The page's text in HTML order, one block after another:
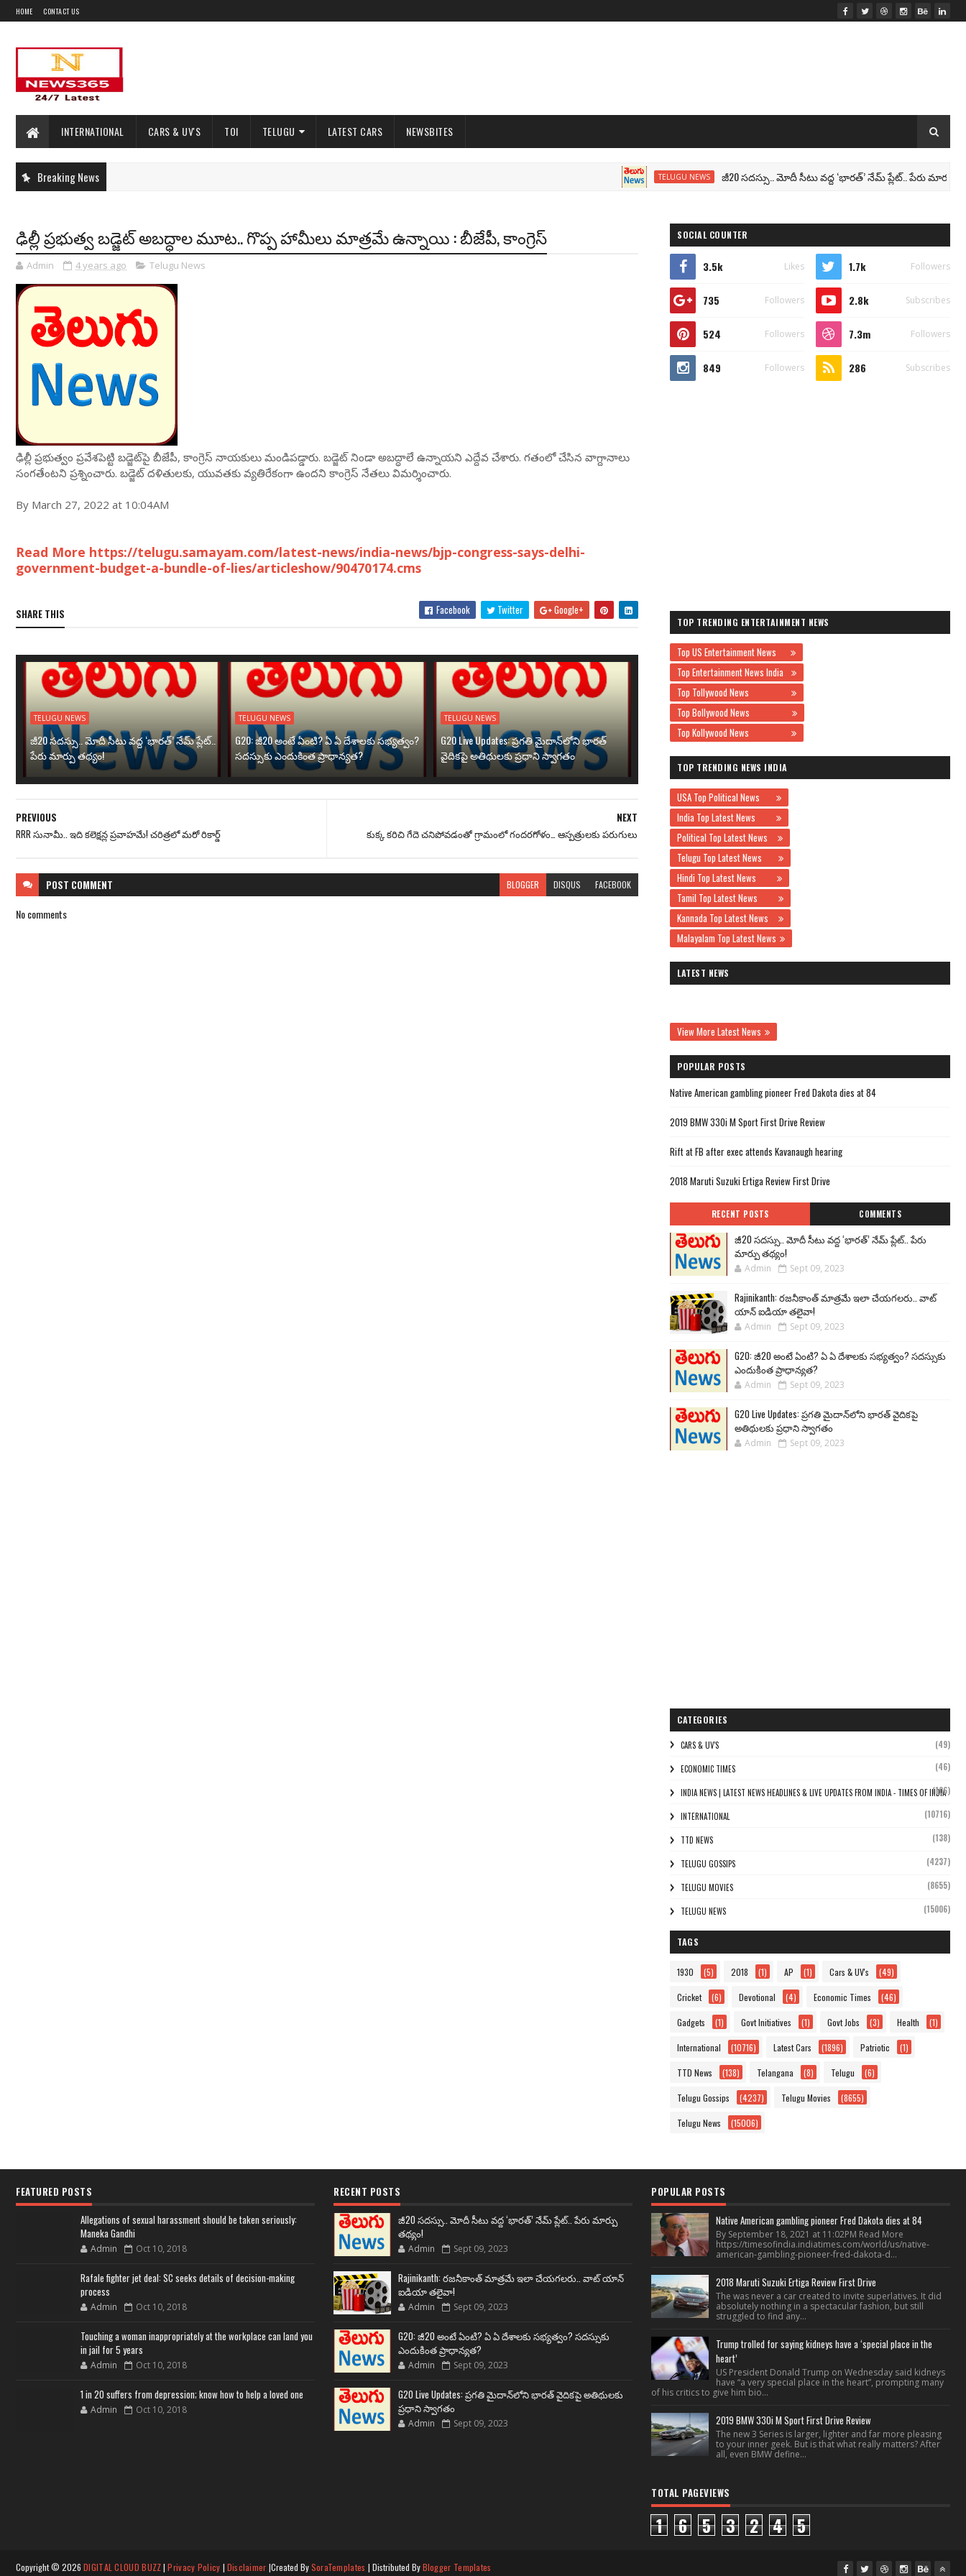
HOME CONTACT US
INTERNATIONAL CARS & UV'S TOI TELUGU LATEST CARS NEWSBITES
Breaking News TELUGU NEWS జీ20 సదస్సు.. మోదీ సీటు వద్ద ‘భారత్’ నేమ్ ప్లేట్‌.. పేరు మార్పు తథ్యం!
ఢిల్లీ ప్రభుత్వ బడ్జెట్‌ అబద్ధాల మూట.. గొప్ప హామీలు మాత్రమే ఉన్నాయి : బీజేపీ, కాంగ్రెస్
Admin 4 years ago Telugu News
ఢిల్లీ ప్రభుత్వం ప్రవేశపెట్టి బడ్జెట్‌పై బీజేపీ, కాంగ్రెస్ నాయకులు మండిపడ్డారు. బడ్జెట్ నిండా అబద్ధాలే ఉన్నాయని ఎద్దేవ చేశారు. గతంలో చేసిన వాగ్దానాలు
సంగతేంటని ప్రశ్నించారు. బడ్జెట్ దళితులకు, యువతకు వ్యతిరేకంగా ఉందని కాంగ్రెస్ నేతలు విమర్శించారు.
By March 27, 2022 at 10:04AM
Read More https://telugu.samayam.com/latest-news/india-news/bjp-congress-says-delhi-
government-budget-a-bundle-of-lies/articleshow/90470174.cms
SHARE THIS Facebook Twitter Google+
TELUGU NEWS
జీ20 సదస్సు.. మోదీ సీటు వద్ద ‘భారత్’ నేమ్ ప్లేట్‌..
పేరు మార్పు తథ్యం!
TELUGU NEWS
G20: జీ20 అంటే ఏంటి? ఏ ఏ దేశాలకు సభ్యత్వం?
సదస్సుకు ఎందుకింత ప్రాధాన్యత?
TELUGU NEWS
G20 Live Updates: ప్రగతి మైదాన్‌లోని భారత్
వైదికపై అతిథులకు ప్రధాని స్వాగతం
NEXT
కుక్క కరిచి గేదె చనిపోవడంతో గ్రామంలో గందరగోళం… ఆస్పత్రులకు పరుగులు
PREVIOUS
RRR సునామీ.. ఇది కలెక్షన్ల ప్రవాహమే! చరిత్రలో మరో రికార్డ్
POST COMMENT BLOGGER DISQUS FACEBOOK
No comments
SOCIAL COUNTER
3.5k Likes 1.7k Followers
735 Followers 2.8k Subscribes
524 Followers 7.3m Followers
849 Followers 286 Subscribes
TOP TRENDING ENTERTAINMENT NEWS
Top US Entertainment News
Top Entertainment News India
Top Tollywood News
Top Bollywood News
Top Kollywood News
TOP TRENDING NEWS INDIA
USA Top Political News
India Top Latest News
Political Top Latest News
Telugu Top Latest News
Hindi Top Latest News
Tamil Top Latest News
Kannada Top Latest News
Malayalam Top Latest News
LATEST NEWS
View More Latest News
POPULAR POSTS
Native American gambling pioneer Fred Dakota dies at 84
2019 BMW 330i M Sport First Drive Review
Rift at FB after exec attends Kavanaugh hearing
2018 Maruti Suzuki Ertiga Review First Drive
RECENT POSTS COMMENTS
జీ20 సదస్సు.. మోదీ సీటు వద్ద ‘భారత్’ నేమ్ ప్లేట్‌.. పేరు
మార్పు తథ్యం!
Admin Sept 09, 2023
Rajinikanth: రజనీకాంత్ మాత్రమే ఇలా చేయగలరు.. వాట్
యాన్ ఐడియా తలైవా!
Admin Sept 09, 2023
G20: జీ20 అంటే ఏంటి? ఏ ఏ దేశాలకు సభ్యత్వం? సదస్సుకు
ఎందుకింత ప్రాధాన్యత?
Admin Sept 09, 2023
G20 Live Updates: ప్రగతి మైదాన్‌లోని భారత్ వైదికపై
అతిథులకు ప్రధాని స్వాగతం
Admin Sept 09, 2023
CATEGORIES
CARS & UV'S (49)
ECONOMIC TIMES (46)
INDIA NEWS | LATEST NEWS HEADLINES & LIVE UPDATES FROM INDIA - TIMES OF INDIA
(106)
INTERNATIONAL (10716)
TTD NEWS (138)
TELUGU GOSSIPS (4237)
TELUGU MOVIES (8655)
TELUGU NEWS (15006)
TAGS
1930 (5) 2018 (1) AP (1) Cars & UV's (49)
Cricket (6) Devotional (4) Economic Times (46)
Gadgets (1) Govt Initiatives (1) Govt Jobs (3) Health (1)
International (10716) Latest Cars (1896) Patriotic (1)
TTD News (138) Telangana (8) Telugu (6)
Telugu Gossips (4237) Telugu Movies (8655)
Telugu News (15006)
FEATURED POSTS
Allegations of sexual harassment should be taken seriously:
Maneka Gandhi
Admin Oct 10, 2018
Rafale fighter jet deal: SC seeks details of decision-making
process
Admin Oct 10, 2018
Touching a woman inappropriately at the workplace can land you
in jail for 5 years
Admin Oct 10, 2018
1 in 20 suffers from depression; know how to help a loved one
Admin Oct 10, 2018
RECENT POSTS
జీ20 సదస్సు.. మోదీ సీటు వద్ద ‘భారత్’ నేమ్ ప్లేట్‌.. పేరు మార్పు
తథ్యం!
Admin Sept 09, 2023
Rajinikanth: రజనీకాంత్ మాత్రమే ఇలా చేయగలరు.. వాట్ యాన్
ఐడియా తలైవా!
Admin Sept 09, 2023
G20: జీ20 అంటే ఏంటి? ఏ ఏ దేశాలకు సభ్యత్వం? సదస్సుకు
ఎందుకింత ప్రాధాన్యత?
Admin Sept 09, 2023
G20 Live Updates: ప్రగతి మైదాన్‌లోని భారత్ వైదికపై అతిథులకు
ప్రధాని స్వాగతం
Admin Sept 09, 2023
POPULAR POSTS
Native American gambling pioneer Fred Dakota dies at 84
By September 18, 2021 at 11:02PM Read More
https://timesofindia.indiatimes.com/world/us/native-
american-gambling-pioneer-fred-dakota-d...
2018 Maruti Suzuki Ertiga Review First Drive
The was never a car created to invite superlatives. It did
absolutely nothing in a spectacular fashion, but still
struggled to find any...
Trump trolled for saying kidneys have a ‘special place in the
heart’
US President Donald Trump on Wednesday said kidneys
have “a very special place in the heart”, prompting many
of his critics to give him bio...
2019 BMW 330i M Sport First Drive Review
The new 3 Series is larger, lighter and far more pleasing
to your inner geek. But is that what really matters? After
all, even BMW define...
TOTAL PAGEVIEWS
1 6 5 3 2 4 5
Copyright © 2026 DIGITAL CLOUD BUZZ|Privacy Policy | Disclaimer |Created BySoraTemplates | Distributed ByBlogger Templates